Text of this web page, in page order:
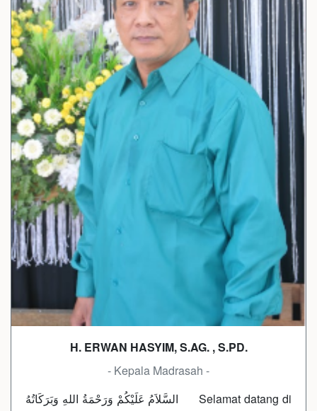
H. ERWAN HASYIM, S.AG. , S.PD.
- Kepala Madrasah -
السَّلاَمُ عَلَيْكُمْ وَرَحْمَةُ اللهِ وَبَرَكَاتُهُ Selamat datang di